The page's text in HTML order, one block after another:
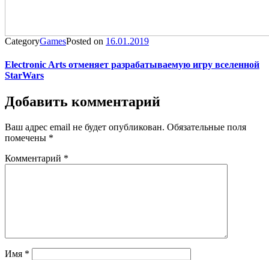
CategoryGamesPosted on 16.01.2019
Electronic Arts отменяет разрабатываемую игру вселенной
StarWars
Добавить комментарий
Ваш адрес email не будет опубликован. Обязательные поля
помечены *
Комментарий *
Имя *